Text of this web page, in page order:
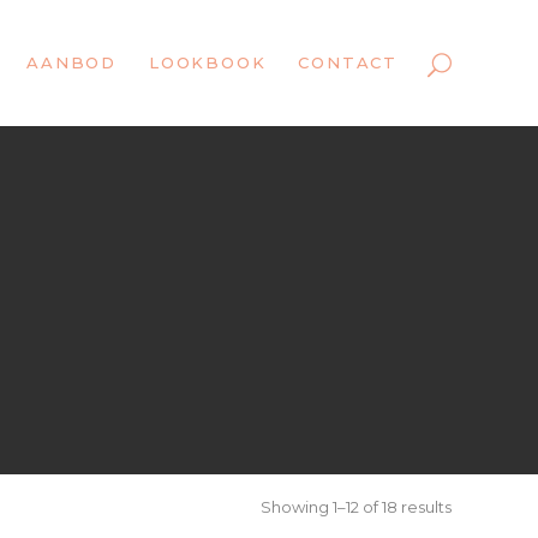
AANBOD LOOKBOOK CONTACT
Showing 1–12 of 18 results